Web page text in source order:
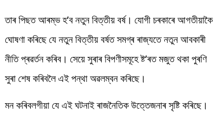
তাৰ পিছত আৰম্ভ হ’ব নতুন বিত্তীয় বৰ্ষ। যোগী চৰকাৰে আগতীয়াকৈ
ঘোষণা কৰিছে যে নতুন বিত্তীয় বৰ্ষত সমগ্ৰ ৰাজ্যতে নতুন আবকাৰী
নীতি প্ৰৱৰ্তন কৰিব। সেয়ে সুৰাৰ বিপণীসমূহে ষ্ট’ৰত মজুত থকা পুৰণি
সুৰা শেষ কৰিবলৈ এই পন্থা অৱলম্বন কৰিছে।
মন কৰিবলগীয়া যে এই ঘটনাই ৰাজনৈতিক উত্তেজনাৰ সৃষ্টি কৰিছে।